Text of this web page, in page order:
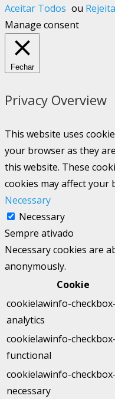
Aceitar Todos ou
Manage consent
Fechar
Privacy Overview
This website uses
your browser as they
this website. These
cookies may affect your
Necessary
Necessary
Sempre ativado
Necessary cookies are
anonymously.
Cookie
cookielawinfo-checkbox-
analytics
cookielawinfo-checkbox-
functional
cookielawinfo-checkbox-
necessary